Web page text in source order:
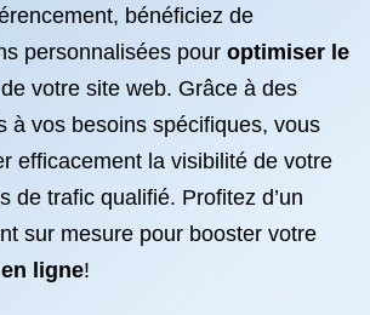
bénéficiez de
personnalisées pour optimiser le
de votre site web. Grâce à des
à vos besoins spécifiques, vous
efficacement la visibilité de votre
de trafic qualifié. Profitez d’un
sur mesure pour booster votre
ligne!